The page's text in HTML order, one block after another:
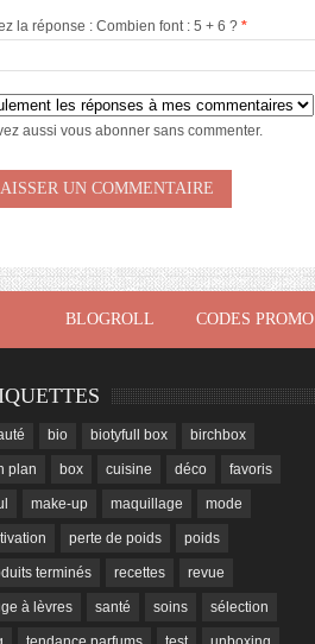
la réponse : Combien font : 5 + 6 ? *
aussi vous abonner sans commenter.
BLOGROLL CODES PROMO
bio biotyfull box birchbox
plan box cuisine déco favoris
make-up maquillage mode
perte de poids poids
terminés recettes revue
à lèvres santé soins sélection